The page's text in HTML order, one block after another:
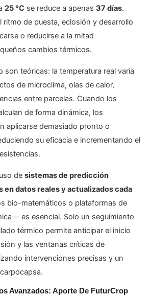
25 °C se reduce a apenas 37 días.
ritmo de puesta, eclosión y desarrollo
o reducirse a la mitad
cambios térmicos.
son teóricas: la temperatura real varía
de microclima, olas de calor,
entre parcelas. Cuando los
de forma dinámica, los
aplicarse demasiado pronto o
su eficacia e incrementando el
de sistemas de predicción
en datos reales y actualizados cada
bio-matemáticos o plataformas de
es esencial. Solo un seguimiento
térmico permite anticipar el inicio
y las ventanas críticas de
intervenciones precisas y un
Avanzados: Aporte De FuturCrop